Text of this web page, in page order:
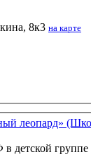
8к3 на карте
леопард»
детской группе